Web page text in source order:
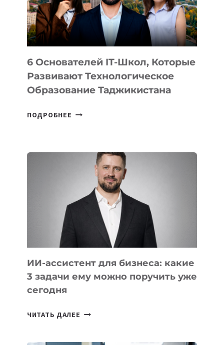
ОТ
OPENAI
6 Основателей IT-Школ, Которые
Развивают Технологическое
Образование Таджикистана
ПОДРОБНЕЕ
КОТОРЫЕ
РАЗВИВАЮТ
ТЕХНОЛОГИЧЕСКОЕ
ОБРАЗОВАНИЕ
ТАДЖИКИСТАНА
ИИ-ассистент для бизнеса: какие
3 задачи ему можно поручить уже
сегодня
ЧИТАТЬ ДАЛЕЕ ИИ-